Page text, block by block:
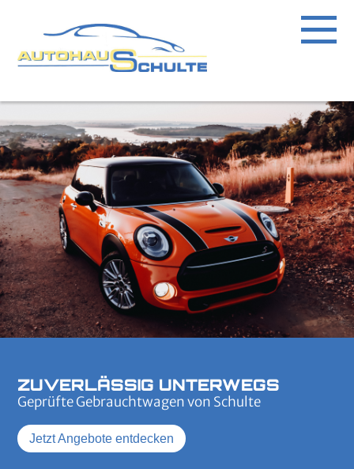
ZUVERLÄSSIG UNTERWEGS
Geprüfte Gebrauchtwagen von Schulte
Jetzt Angebote entdecken